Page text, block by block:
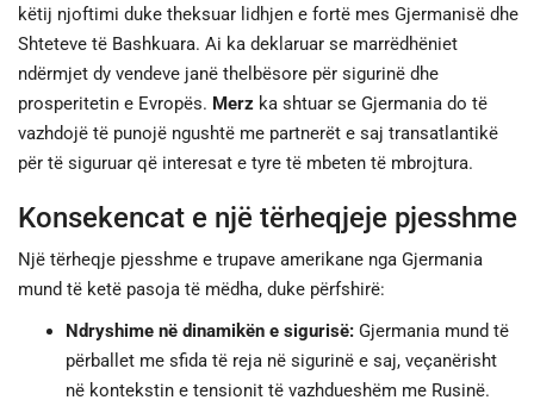
këtij njoftimi duke theksuar lidhjen e fortë mes Gjermanisë dhe
Shteteve të Bashkuara. Ai ka deklaruar se marrëdhëniet
ndërmjet dy vendeve janë thelbësore për sigurinë dhe
prosperitetin e Evropës. Merz ka shtuar se Gjermania do të
vazhdojë të punojë ngushtë me partnerët e saj transatlantikë
për të siguruar që interesat e tyre të mbeten të mbrojtura.
Konsekencat e një tërheqjeje pjesshme
Një tërheqje pjesshme e trupave amerikane nga Gjermania
mund të ketë pasoja të mëdha, duke përfshirë:
Ndryshime në dinamikën e sigurisë: Gjermania mund të
përballet me sfida të reja në sigurinë e saj, veçanërisht
në kontekstin e tensionit të vazhdueshëm me Rusinë.